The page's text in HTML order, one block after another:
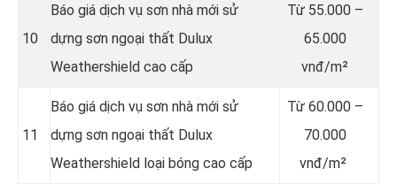
10
Báo giá dịch vụ sơn nhà mới sử
dựng sơn ngoại thất Dulux
Weathershield cao cấp
Từ 55.000 –
65.000
vnđ/m²
11
Báo giá dịch vụ sơn nhà mới sử
dựng sơn ngoại thất Dulux
Weathershield loại bóng cao cấp
Từ 60.000 –
70.000
vnđ/m²